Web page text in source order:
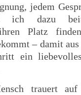
jedem
ich dazu
Platz
– damit
ein
trauert auf